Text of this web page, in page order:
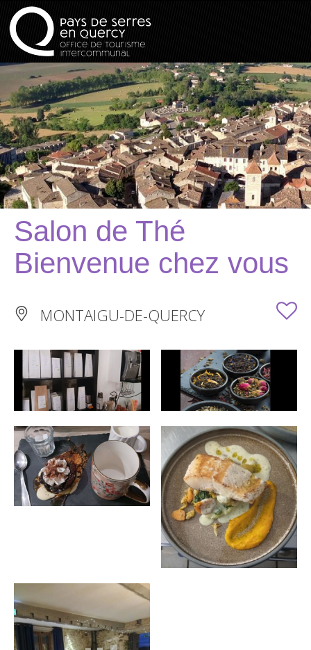
Salon de Thé
Bienvenue chez vous
MONTAIGU-DE-QUERCY